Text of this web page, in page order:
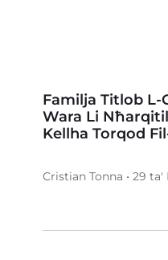
Familja Titlob L-
Wara Li
Kellha Torqod
Cristian Tonna • 29 ta'